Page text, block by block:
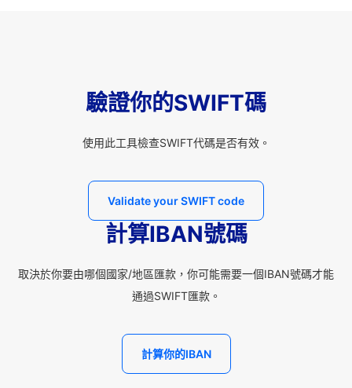
驗證你的SWIFT碼
使用此工具檢查SWIFT代碼是否有效。
Validate your SWIFT code
計算IBAN號碼
取決於你要由哪個國家/地區匯款，你可能需要一個IBAN號碼才能
通過SWIFT匯款。
計算你的IBAN